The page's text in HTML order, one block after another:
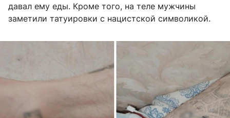
давал ему еды. Кроме того, на теле мужчины
заметили татуировки с нацистской символикой.